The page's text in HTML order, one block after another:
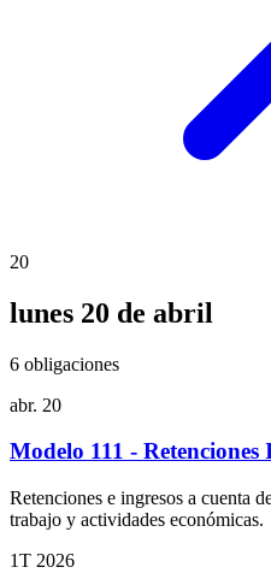
20
lunes 20 de abril
6 obligaciones
abr. 20
Modelo 111 -
Retenciones e ingresos a cuenta
trabajo y actividades económicas.
1T 2026